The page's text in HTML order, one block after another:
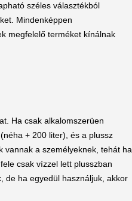
széles választékból
Mindenképpen
megfelelő terméket kínálnak
Ha csak alkalomszerüen
+ 200 liter), és a plussz
vannak a személyeknek, tehát ha
csak vízzel lett plusszban
de ha egyedül használjuk, akkor